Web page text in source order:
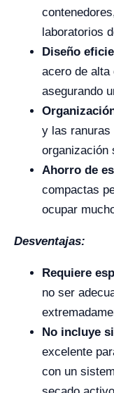
laboratorios
Diseño
acero de alta
asegurando
y las ranuras
organización
Ahorro de
compactas
ocupar
Desventajas:
Requiere
no ser
No incluye
excelente
con un